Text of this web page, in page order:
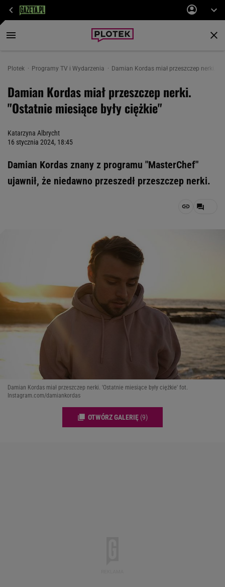
Plotek Programy TV i Wydarzenia Damian Kordas miał przeszczep nerki.
Damian Kordas miał przeszczep nerki.
"Ostatnie miesiące były ciężkie"
Katarzyna Albrycht
16 stycznia 2024, 18:45
Damian Kordas znany z programu "MasterChef"
ujawnił, że niedawno przeszedł przeszczep nerki.
Damian Kordas miał przeszczep nerki. 'Ostatnie miesiące były ciężkie' fot.
Instagram.com/damiankordas
OTWÓRZ GALERIĘ (9)